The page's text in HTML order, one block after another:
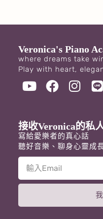
Veronica's Piano
where dreams take
Play with heart,
接收Veronica的私
寫給愛樂者的真心話
聽好音樂、聊身心靈成